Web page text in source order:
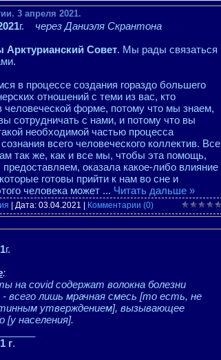
3 апреля 2021.
г.
через Даниэля Скрантона
Арктурианский Совет. Мы рады связаться
в процессе создания гораздо большего
отношений с теми из вас, кто
человеческой форме, потому что мы знаем,
сотрудничать с нами, и потому что вы
необходимой частью процесса
всего человеческого коллектив. Все
так же, как и все мы, чтобы эта помощь,
оказала какое-либо влияние
готовы прийти к нам во сне и
человека может ... Читать дальше »
| Дата: 03.04.2021 Комментарии (0)
г.
:
на covid содержат волокна болезни
- всего лишь мрачная смесь [то есть, не
утверждением], вызывающее
[у населения].
г.